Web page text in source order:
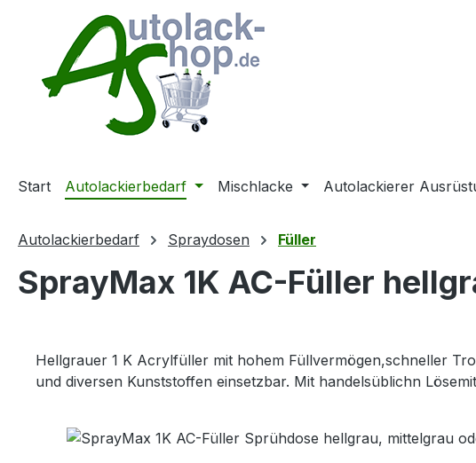
Hauptinhalt springen
Zur Suche springen
Zur Hauptnavigation springen
Start Autolackierbedarf Mischlacke Autolackierer
Autolackierbedarf Spraydosen Füller
SprayMax 1K AC-Füller
Hellgrauer 1 K Acrylfüller mit hohem Füllvermögen,schneller
und diversen Kunststoffen einsetzbar. Mit handelsüblichn
Bildergalerie überspringen